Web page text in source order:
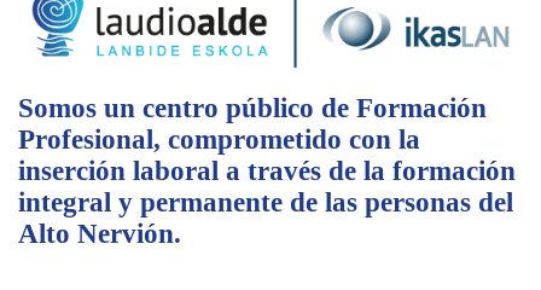
Somos un centro público de Formación
Profesional, comprometido con la
inserción laboral a través de la formación
integral y permanente de las personas del
Alto Nervión.